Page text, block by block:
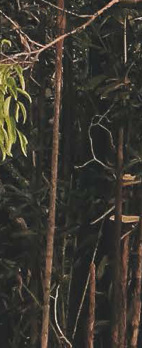
civis, conforme os dados
considerados confiáveis